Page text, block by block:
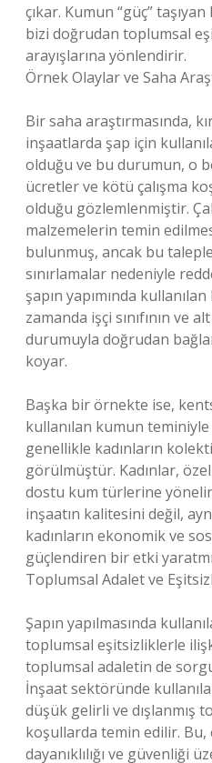
çıkar. Kumun “güç”
bizi doğrudan toplumsal
arayışlarına yönlendirir.
Örnek Olaylar ve Saha
Bir saha araştırmasında,
inşaatlarda şap için
olduğu ve bu durumun, o
ücretler ve kötü çalışma
olduğu gözlemlenmiştir.
malzemelerin temin
bulunmuş, ancak bu
sınırlamalar nedeniyle
şapın yapımında
zamanda işçi sınıfının ve
durumuyla doğrudan
koyar.
Başka bir örnekte ise,
kullanılan kumun
genellikle kadınların
görülmüştür. Kadınlar,
dostu kum türlerine
inşaatın kalitesini değil,
kadınların ekonomik ve
güçlendiren bir etki
Toplumsal Adalet ve
Şapın yapılmasında
toplumsal eşitsizliklerle
toplumsal adaletin de
İnşaat sektöründe
düşük gelirli ve dışlanmış
koşullarda temin edilir. Bu,
dayanıklılığı ve güvenliği